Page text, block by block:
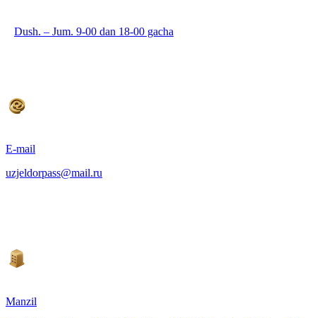
Dush. – Jum. 9-00 dan 18-00 gacha
E-mail
uzjeldorpass@mail.ru
Manzil